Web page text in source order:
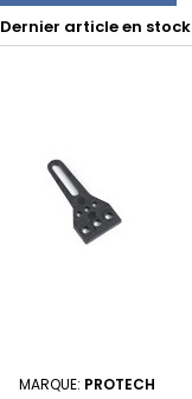
Dernier article en stock
MARQUE: PROTECH